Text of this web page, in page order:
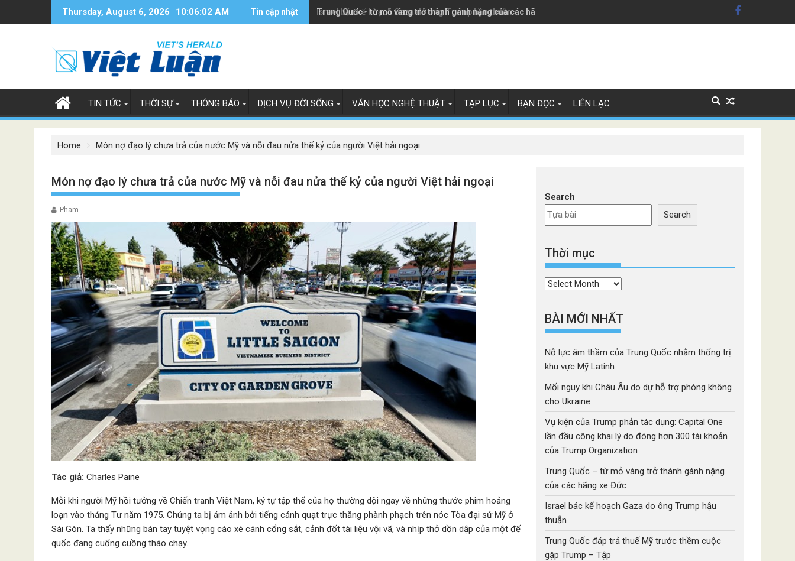
Thursday, August 6, 2026 10:06:03 AM Tin cập nhật Trung Quốc - từ mỏ vàng trở thành gánh nặng của các hãng xe Đức
Israel bác kế hoạch Gaza do ông Trump hậu thuẫn
TIN TỨC THỜI SỰ THÔNG BÁO DỊCH VỤ ĐỜI SỐNG VĂN HỌC NGHỆ THUẬT TẠP LỤC BẠN ĐỌC LIÊN LẠC
Home Món nợ đạo lý chưa trả của nước Mỹ và nỗi đau nửa thế kỷ của người Việt hải ngoại
Món nợ đạo lý chưa trả của nước Mỹ và nỗi đau nửa thế kỷ của người Việt hải ngoại
Pham
Tác giả: Charles Paine
Mỗi khi người Mỹ hồi tưởng về Chiến tranh Việt Nam, ký tự tập thể của họ thường dội ngay về những thước phim hoảng
loạn vào tháng Tư năm 1975. Chúng ta bị ám ảnh bởi tiếng cánh quạt trực thăng phành phạch trên nóc Tòa đại sứ Mỹ ở
Sài Gòn. Ta thấy những bàn tay tuyệt vọng cào xé cánh cổng sắt, cảnh đốt tài liệu vội vã, và nhịp thở dồn dập của một đế
quốc đang cuống cuồng tháo chạy.
Search
Search
Thời mục
Thời
BÀI MỚI NHẤT
Nỗ lực âm thầm của Trung Quốc nhằm thống trị
khu vực Mỹ Latinh
Mối nguy khi Châu Âu do dự hỗ trợ phòng không
cho Ukraine
Vụ kiện của Trump phản tác dụng: Capital One
lần đầu công khai lý do đóng hơn 300 tài khoản
của Trump Organization
Trung Quốc – từ mỏ vàng trở thành gánh nặng
của các hãng xe Đức
Israel bác kế hoạch Gaza do ông Trump hậu
thuẫn
Trung Quốc đáp trả thuế Mỹ trước thềm cuộc
gặp Trump – Tập